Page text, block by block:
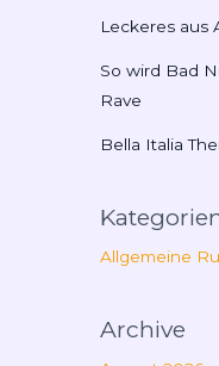
Leckeres aus
So wird Bad
Rave
Bella Italia
Allgemeine
Archive